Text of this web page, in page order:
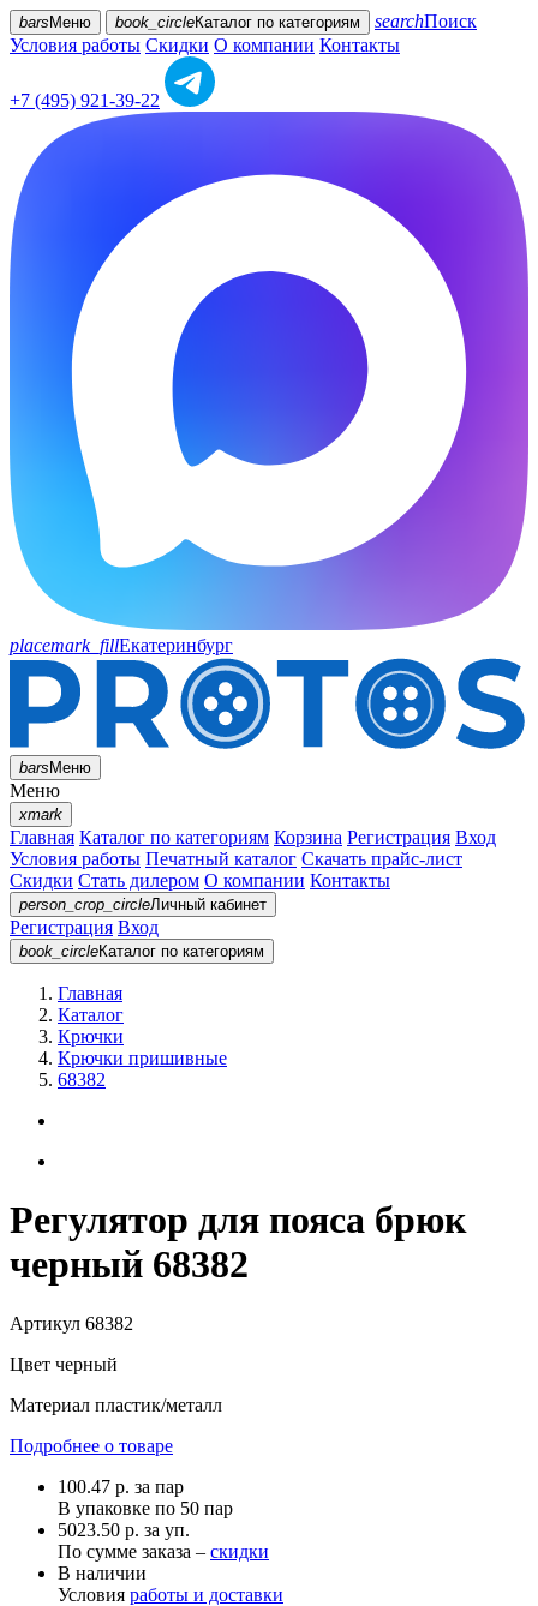
bars Меню book_circleКаталог по категориям searchПоиск
Условия работы Скидки О компании Контакты
+7 (495) 921-39-22
placemark_fillЕкатеринбург
barsМеню
Меню
xmark
Главная Каталог по категориям Корзина Регистрация Вход
Условия работы Печатный каталог Скачать прайс-лист
Скидки Стать дилером О компании Контакты
person_crop_circleЛичный кабинет
Регистрация Вход
book_circleКаталог по категориям
Главная
Каталог
Крючки
Крючки пришивные
68382
Регулятор для пояса брюк
черный 68382
Артикул 68382
Цвет черный
Материал пластик/металл
Подробнее о товаре
100.47 р. за пар
В упаковке по 50 пар
5023.50 р. за уп.
По сумме заказа – скидки
В наличии
Условия работы и доставки